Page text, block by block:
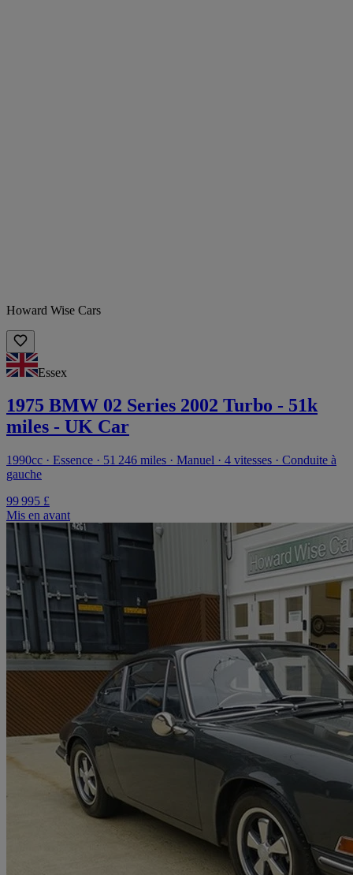
Howard Wise Cars
Essex
1975 BMW 02 Series 2002 Turbo - 51k
miles - UK Car
1990cc · Essence · 51 246 miles · Manuel · 4 vitesses · Conduite à
gauche
99 995 £
Mis en avant